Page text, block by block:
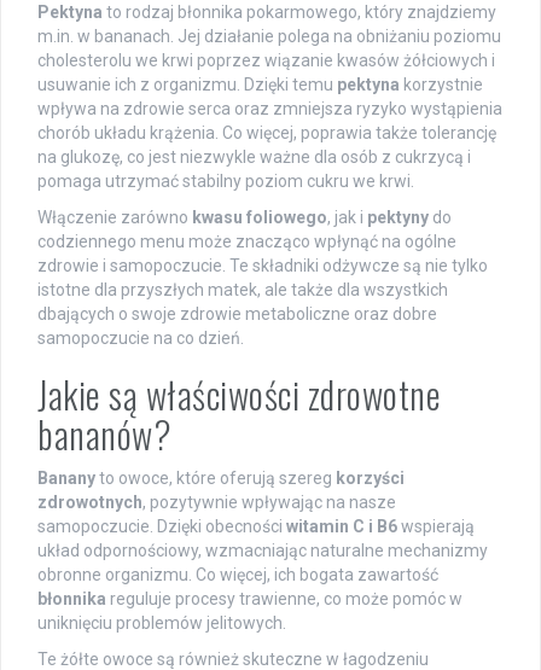
Pektyna to rodzaj błonnika pokarmowego, który znajdziemy
m.in. w bananach. Jej działanie polega na obniżaniu poziomu
cholesterolu we krwi poprzez wiązanie kwasów żółciowych i
usuwanie ich z organizmu. Dzięki temu pektyna korzystnie
wpływa na zdrowie serca oraz zmniejsza ryzyko wystąpienia
chorób układu krążenia. Co więcej, poprawia także tolerancję
na glukozę, co jest niezwykle ważne dla osób z cukrzycą i
pomaga utrzymać stabilny poziom cukru we krwi.
Włączenie zarówno kwasu foliowego, jak i pektyny do
codziennego menu może znacząco wpłynąć na ogólne
zdrowie i samopoczucie. Te składniki odżywcze są nie tylko
istotne dla przyszłych matek, ale także dla wszystkich
dbających o swoje zdrowie metaboliczne oraz dobre
samopoczucie na co dzień.
Jakie są właściwości zdrowotne
bananów?
Bananyto owoce, które oferują szereg korzyści
zdrowotnych, pozytywnie wpływając na nasze
samopoczucie. Dzięki obecności witamin C i B6wspierają
układ odpornościowy, wzmacniając naturalne mechanizmy
obronne organizmu. Co więcej, ich bogata zawartość
błonnika reguluje procesy trawienne, co może pomóc w
uniknięciu problemów jelitowych.
Te żółte owoce są również skuteczne w łagodzeniu